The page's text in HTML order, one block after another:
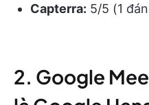
Capterra: 5/5 (1
2. Google